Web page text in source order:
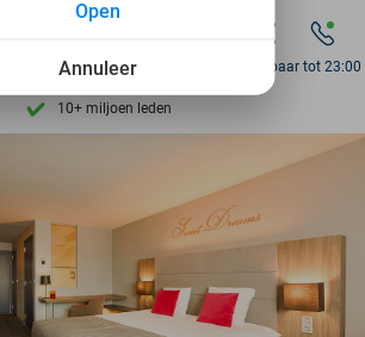
7 dagen per week beschikbaar
10+ miljoen leden
9,4 op basis van
7 dagen per week beschikbaar
10+ miljoen leden
Bereikbaar tot 23:00
Annuleer
Open